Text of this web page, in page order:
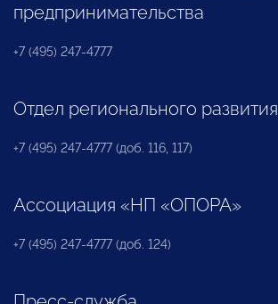
предпринимательства
+7 (495) 247-4777
Отдел регионального развития
+7 (495) 247-4777 (доб. 116, 117)
Ассоциация «НП «ОПОРА»
+7 (495) 247-4777 (доб. 124)